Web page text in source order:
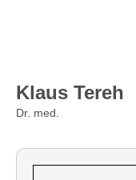
Klaus Tereh
Dr. med.